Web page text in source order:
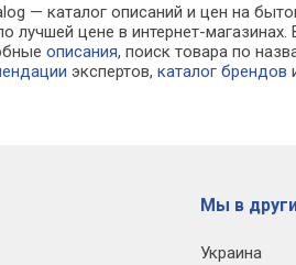
— каталог описаний и цен на
лучшей цене в интернет-
описания, поиск товара по
экспертов,каталог брендов
Мы в
Украина